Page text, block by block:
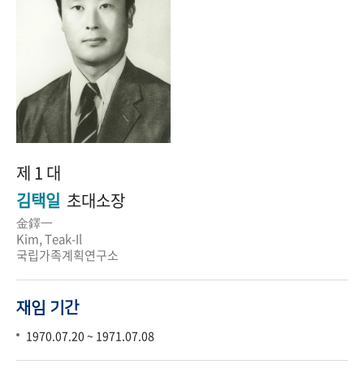
제 1 대
김택일 초대소장
金鐸一
Kim, Teak-Il
국립가족계획연구소
재임 기간
1970.07.20 ~ 1971.07.08